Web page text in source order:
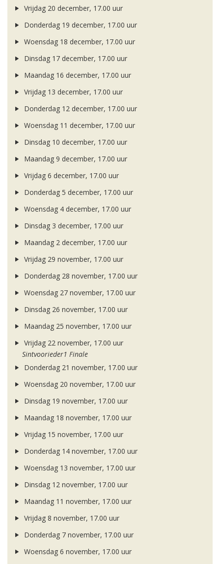
Vrijdag 20 december, 17.00 uur
Donderdag 19 december, 17.00 uur
Woensdag 18 december, 17.00 uur
Dinsdag 17 december, 17.00 uur
Maandag 16 december, 17.00 uur
Vrijdag 13 december, 17.00 uur
Donderdag 12 december, 17.00 uur
Woensdag 11 december, 17.00 uur
Dinsdag 10 december, 17.00 uur
Maandag 9 december, 17.00 uur
Vrijdag 6 december, 17.00 uur
Donderdag 5 december, 17.00 uur
Woensdag 4 december, 17.00 uur
Dinsdag 3 december, 17.00 uur
Maandag 2 december, 17.00 uur
Vrijdag 29 november, 17.00 uur
Donderdag 28 november, 17.00 uur
Woensdag 27 november, 17.00 uur
Dinsdag 26 november, 17.00 uur
Maandag 25 november, 17.00 uur
Vrijdag 22 november, 17.00 uur
Sintvoorieder1 Finale
Donderdag 21 november, 17.00 uur
Woensdag 20 november, 17.00 uur
Dinsdag 19 november, 17.00 uur
Maandag 18 november, 17.00 uur
Vrijdag 15 november, 17.00 uur
Donderdag 14 november, 17.00 uur
Woensdag 13 november, 17.00 uur
Dinsdag 12 november, 17.00 uur
Maandag 11 november, 17.00 uur
Vrijdag 8 november, 17.00 uur
Donderdag 7 november, 17.00 uur
Woensdag 6 november, 17.00 uur